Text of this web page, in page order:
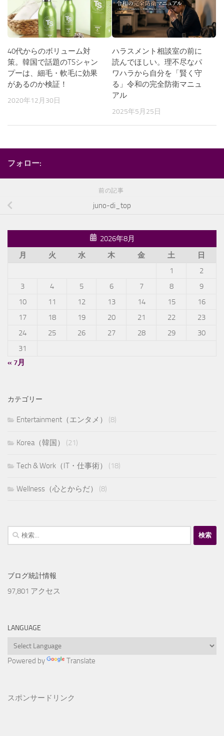
40代からのボリューム対
策。韓国で話題のTSシャン
プーは、細毛・軟毛に効果
があるのか検証！
2020年12月30日
ハラスメント相談室の前に
読んでほしい。理不尽なパ
ワハラから自分を「賢く守
る」令和の完全防衛マニュ
アル
2025年5月25日
フォロー:
前の記事
juno-di_top
2026年8月
月
火 水 木 金 土
日
1
2
3
4 5 6 7 8
9
10
11 12 13 14 15
16
17
18 19 20 21 22
23
24
25 26 27 28 29
30
31
« 7月
カテゴリー
Entertainment（エンタメ） (8)
Korea（韓国） (21)
Tech & Work（IT・仕事術） (18)
Wellness（心とからだ） (8)
検
索:
ブログ統計情報
97,801 アクセス
LANGUAGE
Powered by Translate
スポンサードリンク